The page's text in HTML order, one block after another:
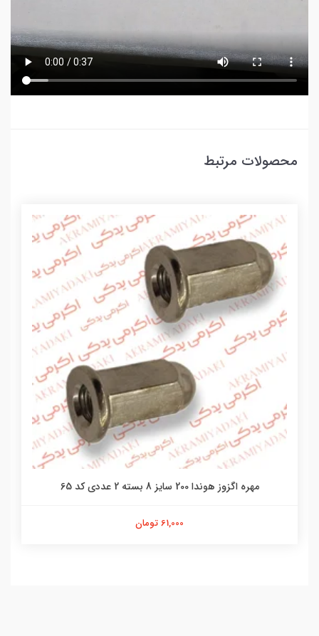
محصولات مرتبط
مهره اگزوز هوندا 200 سایز 8 بسته 2 عددی کد 65
61,000 تومان